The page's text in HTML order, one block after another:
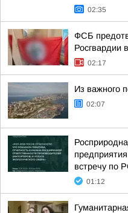
02:35
ФСБ
Росгвардии
02:17
Из важного
02:07
встречу по
01:12